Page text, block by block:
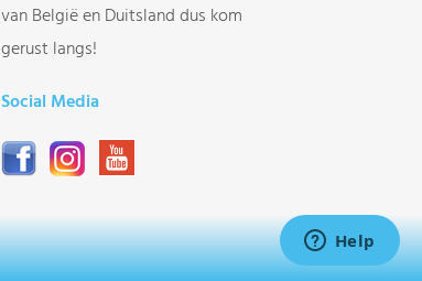
van België en Duitsland dus kom
gerust langs!
Social Media